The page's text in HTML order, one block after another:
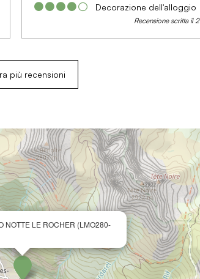
Decorazione dell'alloggio
Recensione scritta il
più recensioni
NOTTE LE ROCHER (LMO280-